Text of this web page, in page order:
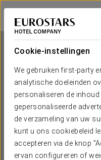
Cookie-instellingen
We gebruiken first-party
analytische doeleinden
personaliseren de
gepersonaliseerde
de verzameling van uw
kunt u ons cookiebeleid
accepteren via de knop
ervan configureren of
Eurostars Grand Central
MÜNCHEN
Eurostars